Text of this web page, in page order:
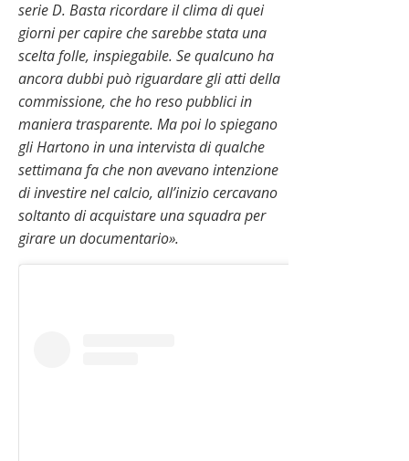
serie D. Basta ricordare il clima di quei
giorni per capire che sarebbe stata una
scelta folle, inspiegabile. Se qualcuno ha
ancora dubbi può riguardare gli atti della
commissione, che ho reso pubblici in
maniera trasparente. Ma poi lo spiegano
gli Hartono in una intervista di qualche
settimana fa che non avevano intenzione
di investire nel calcio, all’inizio cercavano
soltanto di acquistare una squadra per
girare un documentario».